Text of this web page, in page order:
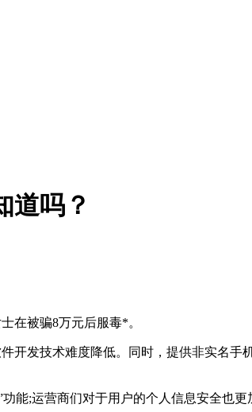
道吗？
在被骗8万元后服毒*。
开发技术难度降低。同时，提供非实名手
能;运营商们对于用户的个人信息安全也